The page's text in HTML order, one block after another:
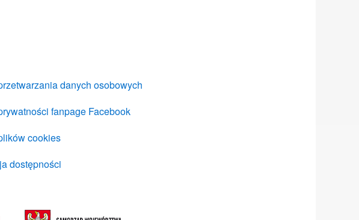
danych osobowych
fanpage Facebook
cookies
dostępności